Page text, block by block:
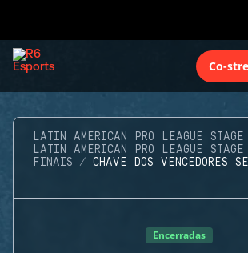
Co-
LATIN AMERICAN PRO LEAGUE
LATIN AMERICAN PRO LEAGUE
FINAIS
CHAVE DOS VENCEDORES
Encerradas